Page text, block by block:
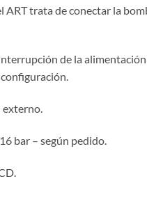
trata de conectar la
de la
externo.
bar – según pedido.